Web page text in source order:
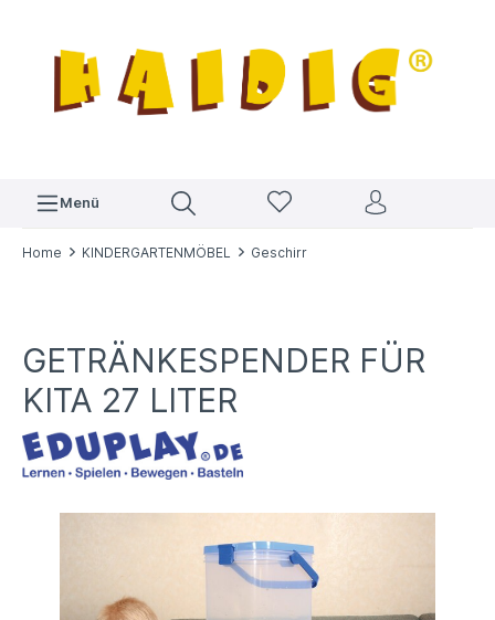
Menü
Home KINDERGARTENMÖBEL Geschirr
GETRÄNKESPENDER FÜR
KITA 27 LITER